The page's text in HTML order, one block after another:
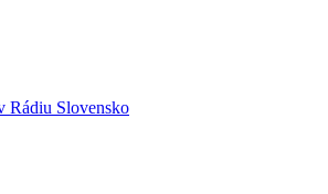
Rádiu Slovensko